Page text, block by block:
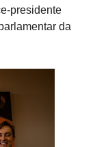
presidente
da